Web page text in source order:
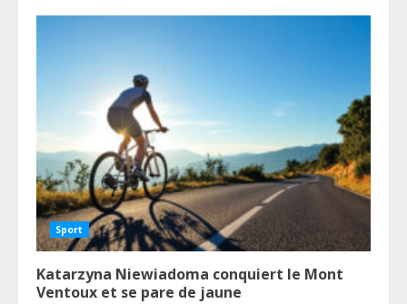
Sport
Katarzyna Niewiadoma conquiert le Mont
Ventoux et se pare de jaune